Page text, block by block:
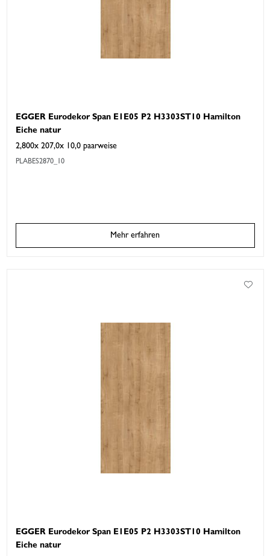
EGGER Eurodekor Span E1E05 P2 H3303ST10 Hamilton
Eiche natur
2,800x 207,0x 10,0 paarweise
PLABES2870_10
Mehr erfahren
EGGER Eurodekor Span E1E05 P2 H3303ST10 Hamilton
Eiche natur